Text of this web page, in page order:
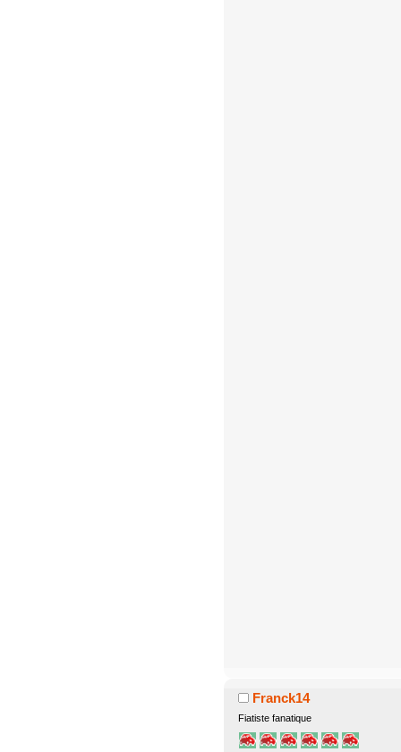
Franck14
Fiatiste fanatique